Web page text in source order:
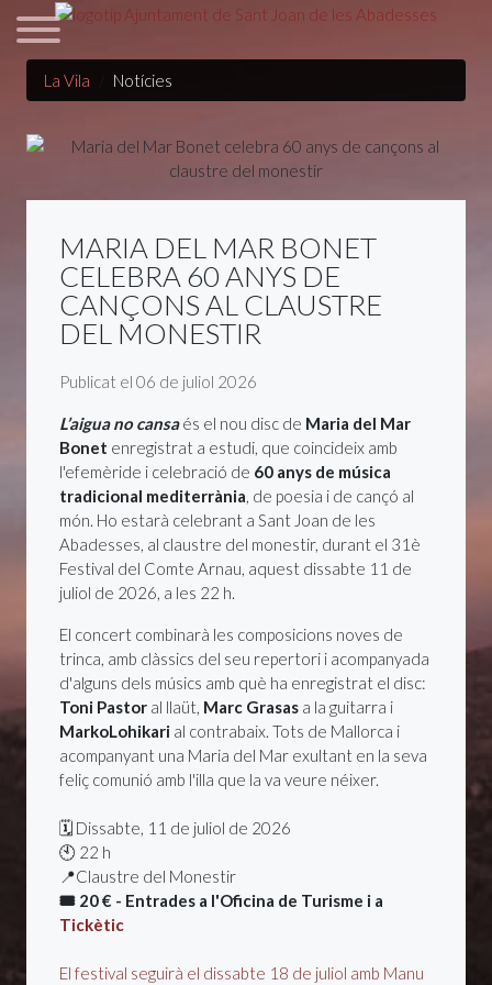
La Vila Notícies
MARIA DEL MAR BONET
CELEBRA 60 ANYS DE
CANÇONS AL CLAUSTRE
DEL MONESTIR
Detalls
Publicat el 06 de juliol 2026
L’aigua no cansa és el nou disc de Maria del Mar
Bonet enregistrat a estudi, que coincideix amb
l'efemèride i celebració de 60 anys de música
tradicional mediterrània, de poesia i de cançó al
món. Ho estarà celebrant a Sant Joan de les
Abadesses, al claustre del monestir, durant el 31è
Festival del Comte Arnau, aquest dissabte 11 de
juliol de 2026, a les 22 h.
El concert combinarà les composicions noves de
trinca, amb clàssics del seu repertori i acompanyada
d'alguns dels músics amb què ha enregistrat el disc:
Toni Pastor al llaüt, Marc Grasas a la guitarra i
MarkoLohikari al contrabaix. Tots de Mallorca i
acompanyant una Maria del Mar exultant en la seva
feliç comunió amb l'illa que la va veure néixer.
🗓️ Dissabte, 11 de juliol de 2026
🕙 22 h
📍Claustre del Monestir
🎟️ 20 € - Entrades a l'Oficina de Turisme i a
Tickètic
El festival seguirà el dissabte 18 de juliol amb Manu